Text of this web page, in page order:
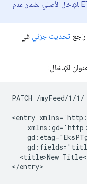
، يجب تحديد ETag للإدخال الأصلي، لضمان عدم
راجع تحديث جزئي في
الإدخال:
PATCH /myFeed/1/1/
<entry
<title>New
</entry>